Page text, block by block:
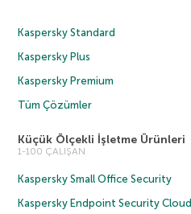
Kaspersky Standard
Kaspersky Plus
Kaspersky Premium
Tüm Çözümler
Küçük Ölçekli İşletme Ürünleri
1-100 ÇALIŞAN
Kaspersky Small Office Security
Kaspersky Endpoint Security Cloud